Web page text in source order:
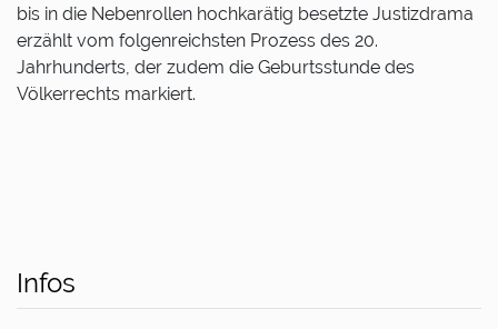
bis in die Nebenrollen hochkarätig besetzte Justizdrama
erzählt vom folgenreichsten Prozess des 20.
Jahrhunderts, der zudem die Geburtsstunde des
Völkerrechts markiert.
Infos